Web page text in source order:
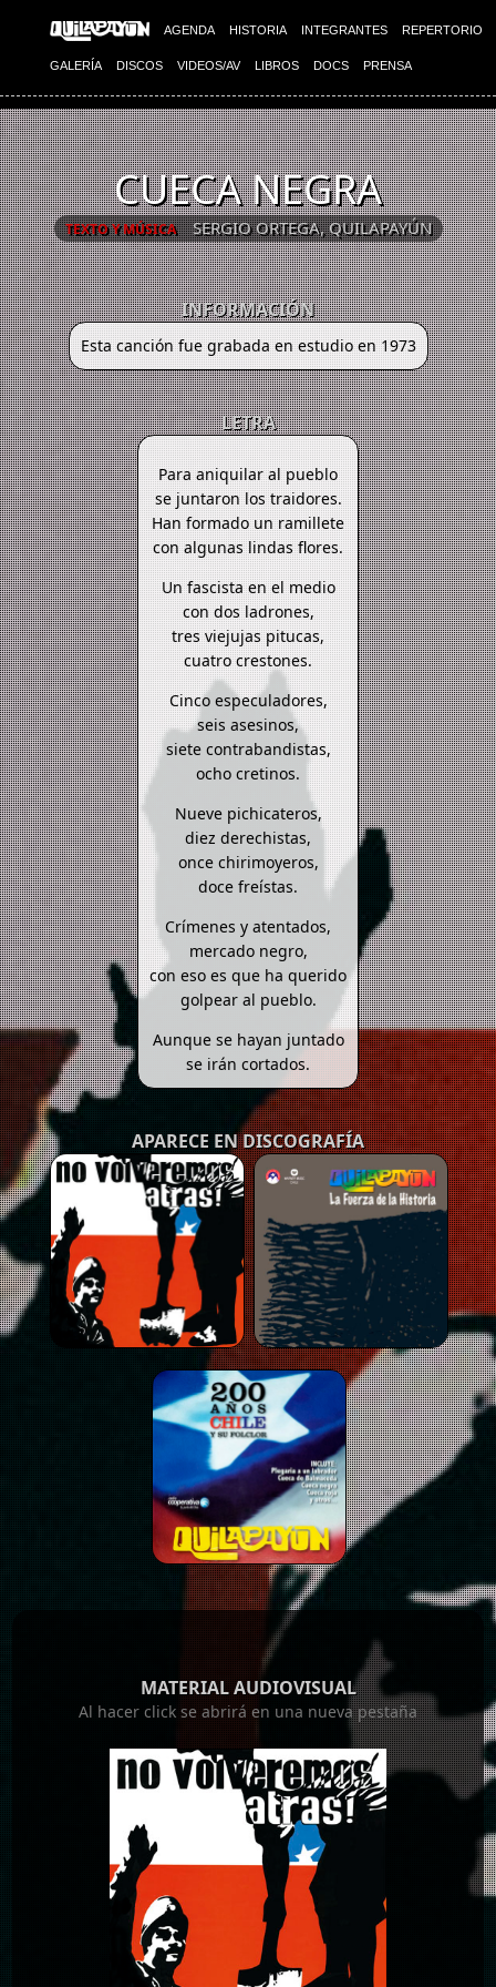
AGENDA HISTORIA INTEGRANTES REPERTORIO
GALERÍA DISCOS VIDEOS/AV LIBROS DOCS PRENSA
CUECA NEGRA
TEXTO Y MÚSICA SERGIO ORTEGA, QUILAPAYÚN
INFORMACIÓN
Esta canción fue grabada en estudio en 1973
LETRA
Para aniquilar al pueblo
se juntaron los traidores.
Han formado un ramillete
con algunas lindas flores.
Un fascista en el medio
con dos ladrones,
tres viejujas pitucas,
cuatro crestones.
Cinco especuladores,
seis asesinos,
siete contrabandistas,
ocho cretinos.
Nueve pichicateros,
diez derechistas,
once chirimoyeros,
doce freístas.
Crímenes y atentados,
mercado negro,
con eso es que ha querido
golpear al pueblo.
Aunque se hayan juntado
se irán cortados.
APARECE EN DISCOGRAFÍA
MATERIAL AUDIOVISUAL
Al hacer click se abrirá en una nueva pestaña